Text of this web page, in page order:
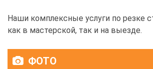
Наши комплексные услуги по резке
как в мастерской, так и на выезде.
ФОТО